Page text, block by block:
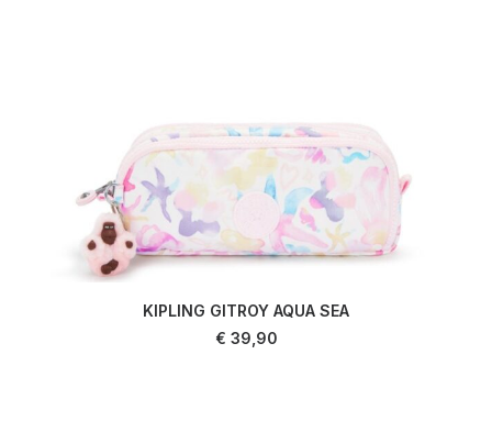
KIPLING GITROY AQUA SEA
€ 39,90